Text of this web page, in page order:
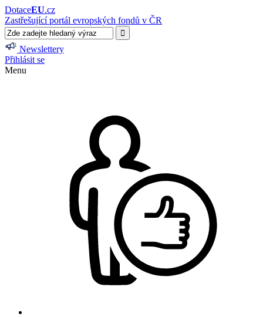
DotaceEU.cz
Zastřešující portál evropských fondů v ČR
Newslettery
Přihlásit se
Menu